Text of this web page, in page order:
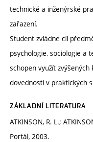
technické a inženýrské
zařazení.
Student zvládne cíl
psychologie, sociologie a
schopen využít
dovedností v praktických
ZÁKLADNÍ LITERATURA
ATKINSON, R. L.;
Portál, 2003.